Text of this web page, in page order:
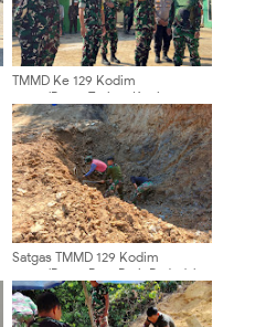
TMMD Ke 129 Kodim
0904/Paser Terima Kunjungan
Dari Tim Wasev Mabesad
Satgas TMMD 129 Kodim
0904/Paser Buat Parit Pada Jalan
Baru